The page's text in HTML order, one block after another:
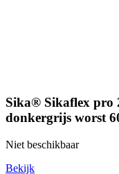
Sika® Sikaflex pro
donkergrijs worst
Niet beschikbaar
Bekijk